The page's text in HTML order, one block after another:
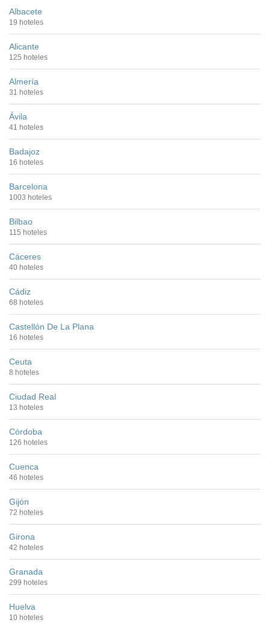
Albacete
19 hoteles
Alicante
125 hoteles
Almería
31 hoteles
Ávila
41 hoteles
Badajoz
16 hoteles
Barcelona
1003 hoteles
Bilbao
115 hoteles
Cáceres
40 hoteles
Cádiz
68 hoteles
Castellón De La Plana
16 hoteles
Ceuta
8 hoteles
Ciudad Real
13 hoteles
Córdoba
126 hoteles
Cuenca
46 hoteles
Gijón
72 hoteles
Girona
42 hoteles
Granada
299 hoteles
Huelva
10 hoteles